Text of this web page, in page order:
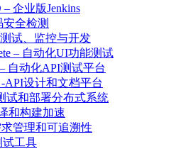
– 企业版Jenkins
安全检测
测试、监控与开发
– 自动化UI功能测试
自动化API测试平台
API设计和文档平台
试和部署分布式系统
和构建加速
求管理和可追溯性
试工具